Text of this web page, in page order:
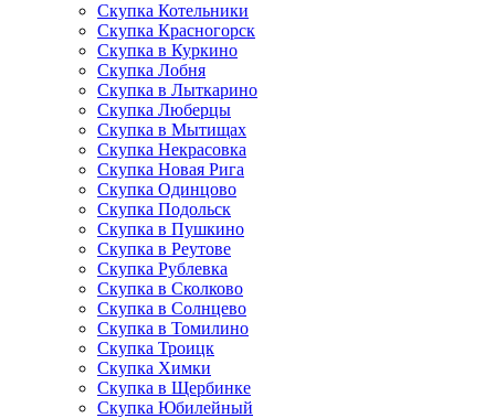
Скупка Котельники
Скупка Красногорск
Скупка в Куркино
Скупка Лобня
Скупка в Лыткарино
Скупка Люберцы
Скупка в Мытищах
Скупка Некрасовка
Скупка Новая Рига
Скупка Одинцово
Скупка Подольск
Скупка в Пушкино
Скупка в Реутове
Скупка Рублевка
Скупка в Сколково
Скупка в Солнцево
Скупка в Томилино
Скупка Троицк
Скупка Химки
Скупка в Щербинке
Скупка Юбилейный